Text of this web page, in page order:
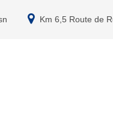
Km 6,5 Route de